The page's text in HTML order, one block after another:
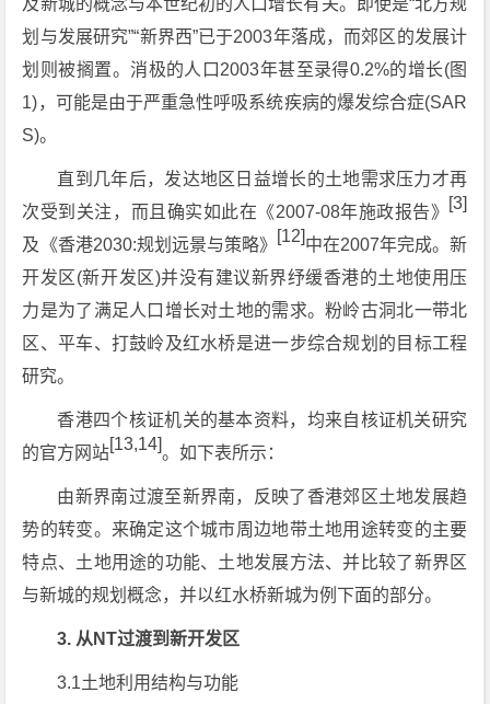
及新城的概念与本世纪初的人口增长有关。即使是“北方规
划与发展研究”“新界西”已于2003年落成，而郊区的发展计
划则被搁置。消极的人口2003年甚至录得0.2%的增长(图
1)，可能是由于严重急性呼吸系统疾病的爆发综合症(SAR
S)。
直到几年后，发达地区日益增长的土地需求压力才再
次受到关注，而且确实如此在《2007-08年施政报告》 [3]
及《香港2030:规划远景与策略》 [12]中在2007年完成。新
开发区(新开发区)并没有建议新界纾缓香港的土地使用压
力是为了满足人口增长对土地的需求。粉岭古洞北一带北
区、平车、打鼓岭及红水桥是进一步综合规划的目标工程
研究。
香港四个核证机关的基本资料，均来自核证机关研究
的官方网站[13,14]。如下表所示：
由新界南过渡至新界南，反映了香港郊区土地发展趋
势的转变。来确定这个城市周边地带土地用途转变的主要
特点、土地用途的功能、土地发展方法、并比较了新界区
与新城的规划概念，并以红水桥新城为例下面的部分。
3. 从NT过渡到新开发区
3.1土地利用结构与功能